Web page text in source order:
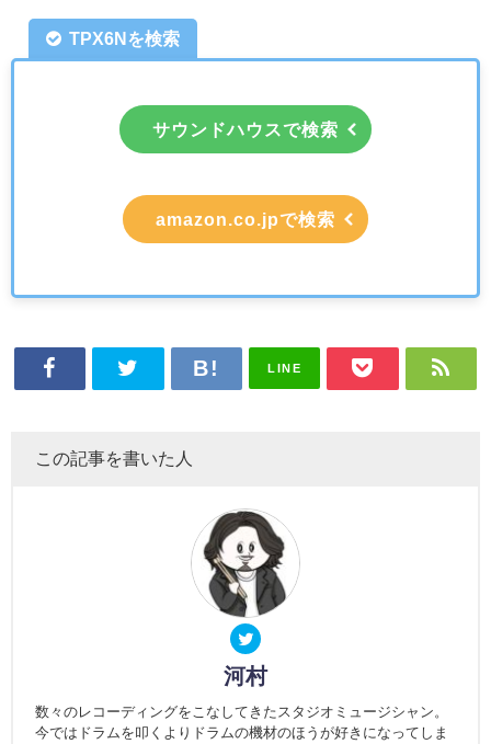
TPX6Nを検索
サウンドハウスで検索
amazon.co.jpで検索
LINE
この記事を書いた人
河村
数々のレコーディングをこなしてきたスタジオミュージシャン。
今ではドラムを叩くよりドラムの機材のほうが好きになってしま